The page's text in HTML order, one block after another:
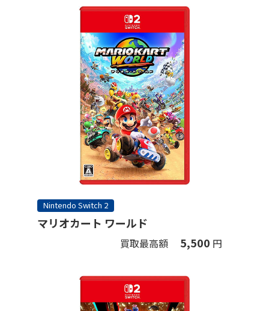
Nintendo Switch 2
マリオカート ワールド
買取最高額 5,500 円